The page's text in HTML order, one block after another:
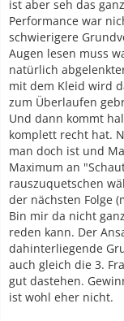
ist aber seh das
Performance war
schwierigere
Augen lesen muss
natürlich
mit dem Kleid wird
zum Überlaufen
Und dann kommt
komplett recht hat.
man doch ist und
Maximum an
rauszuquetschen
der nächsten Folge
Bin mir da nicht
reden kann. Der
dahinterliegende
auch gleich die 3.
gut dastehen.
ist wohl eher nicht.